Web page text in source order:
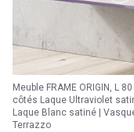
Meuble FRAME ORIGIN, L
côtés Laque Ultraviolet
Laque Blanc satiné |
Terrazzo